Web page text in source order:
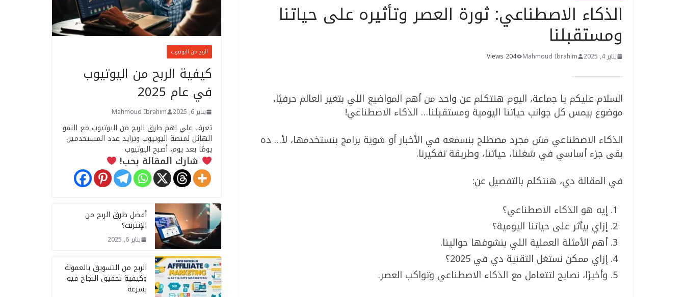
الذكاء الاصطناعي: ثورة العصر وتأثيره على حياتنا
ومستقبلنا
يناير 4, 2025 Mahmoud Ibrahim
204 Views
السلام عليكم يا جماعة، اليوم هنتكلم عن واحد من أهم المواضيع اللي بتغير العالم حرفيًا،
موضوع بيمس كل جوانب حياتنا اليومية ومستقبلنا… الذكاء الاصطناعي!
الذكاء الاصطناعي مش مجرد مصطلح بنسمعه في الأخبار أو شوية برامج بنستخدمها، لأ… ده
بقى جزء أساسي في شغلنا، حياتنا، وطريقة تفكيرنا.
في المقالة دي، هنتكلم بالتفصيل عن:
إيه هو الذكاء الاصطناعي؟
إزاي بيأثر على حياتنا اليومية؟
أهم الأمثلة العملية اللي بنشوفها حوالينا.
إزاي ممكن نستغل التقنية دي في 2025؟
وأخيرًا، نصايح لتتعامل مع الذكاء الاصطناعي وتواكب العصر.
الربح من اليوتيوب
كيفية الربح من اليوتيوب
في عام 2025
يناير 6, 2025 Mahmoud Ibrahim
تعرف علي اهم طرق الربح من اليوتيوب مع النمو
الهائل لمنصة اليوتيوب وتزايد عدد المستخدمين
يومًا بعد يوم، أصبح اليوتيوب
شارك المقالة بحب!
أفضل طرق الربح من
الإنترنت؟
يناير 6, 2025
الربح من التسويق بالعمولة
وكيفية تحقيق النجاح فيه
بسرعة